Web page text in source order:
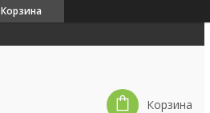
Корзина
Корзина